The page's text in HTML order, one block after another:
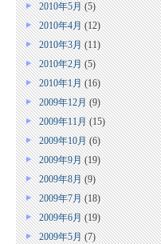
2010年5月(5)
2010年4月(12)
2010年3月(11)
2010年2月(5)
2010年1月(16)
2009年12月(9)
2009年11月(15)
2009年10月(6)
2009年9月(19)
2009年8月(9)
2009年7月(18)
2009年6月(19)
2009年5月(7)